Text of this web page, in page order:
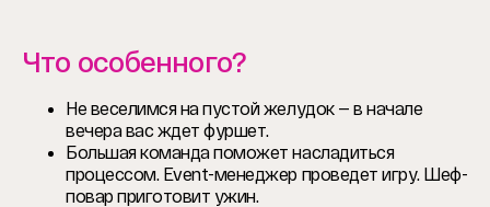
Что особенного?
Не веселимся на пустой желудок — в начале
вечера вас ждет фуршет.
Большая команда поможет насладиться
процессом. Event-менеджер проведет игру. Шеф-
повар приготовит ужин.